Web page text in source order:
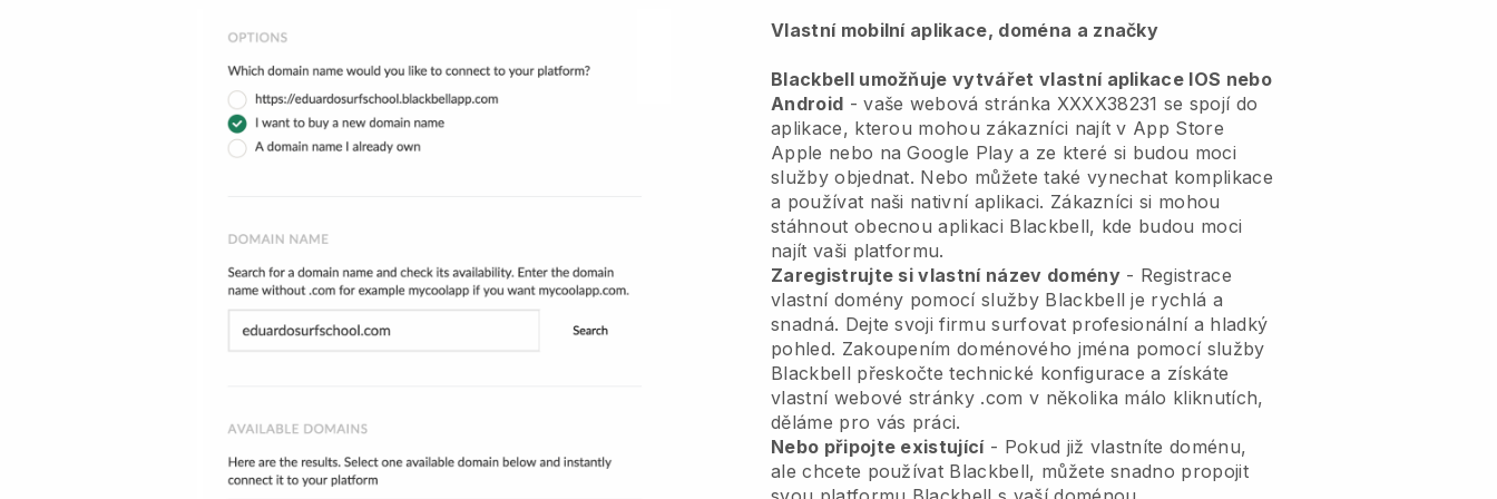
Vlastní mobilní aplikace, doména a značky
Blackbell umožňuje vytvářet vlastní aplikace IOS nebo
Android - vaše webová stránka XXXX38231 se spojí do
aplikace, kterou mohou zákazníci najít v App Store
Apple nebo na Google Play a ze které si budou moci
služby objednat. Nebo můžete také vynechat komplikace
a používat naši nativní aplikaci. Zákazníci si mohou
stáhnout obecnou aplikaci Blackbell, kde budou moci
najít vaši platformu.
Zaregistrujte si vlastní název domény- Registrace
vlastní domény pomocí služby Blackbell je rychlá a
snadná. Dejte svoji firmu surfovat profesionální a hladký
pohled. Zakoupením doménového jména pomocí služby
Blackbell přeskočte technické konfigurace a získáte
vlastní webové stránky .com v několika málo kliknutích,
děláme pro vás práci.
Nebo připojte existující- Pokud již vlastníte doménu,
ale chcete používat Blackbell, můžete snadno propojit